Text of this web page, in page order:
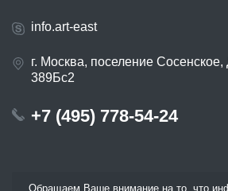
info.art-east
г. Москва, поселение
389Бс2
+7 (495) 778-54-24
Обращаем Ваше внимание на то, что